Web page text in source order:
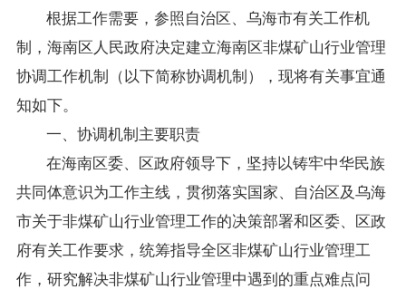
根据工作需要，参照自治区、乌海市有关工作机
制， 海南区 人民政府决定建立海南区非煤矿山行业管理
协调工作机制（以下简称协调机制），现将有关事宜通
知如下。
一、协调机制主要职责
在海南区委、区政府领导下 ，坚持以铸牢中华民族
共同体意识为工作主线，贯彻落实国家、自治区及乌海
市关于非煤矿山行业管理工作的决策部署和区委、区政
府有关工作要求，统筹指导全区非煤矿山行业管理工
作，研究解决非煤矿山行业管理中遇到的重点难点问